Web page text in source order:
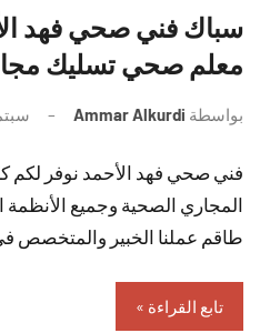
معلم صحي تسليك
بواسطة Ammar Alkurdi سبتمبر
فني صحي فهد الأحمد نوفر لكم
المجاري الصحية وجميع
طاقم عملنا الخبير
تابع القراءة